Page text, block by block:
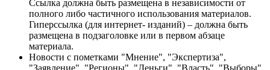
Ссылка должна быть размещена в независимости от
полного либо частичного использования материалов.
Гиперссылка (для интернет- изданий) – должна быть
размещена в подзаголовке или в первом абзаце
материала.
Новости с пометками "Мнение", "Экспертиза",
"Заявление", "Регионы", "Деньги", "Власть", "Выборы",